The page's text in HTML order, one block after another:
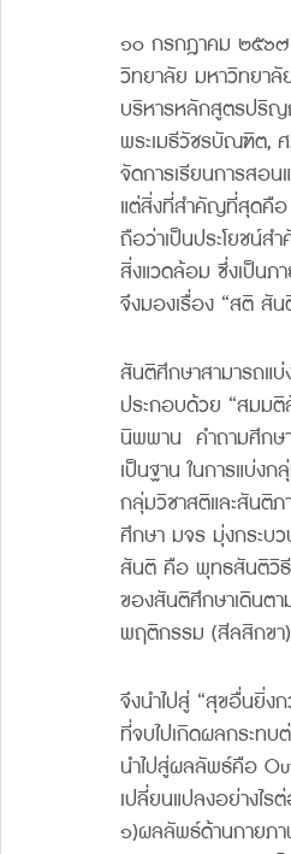
๑๐ กรกฎาคม ๒๕๖๗
วิทยาลัย มหาวิทยาลั
บริหารหลักสูตรปริญ
พระเมธีวัชรบัณฑิต,
จัดการเรียนการสอ
แต่สิ่งที่สำคัญที่สุดคือ
ถือว่าเป็นประโยชน์
สิ่งแวดล้อม ซึ่งเป็นภ
จึงมองเรื่อง “สติ สัน
สันติศึกษาสามารถแ
ประกอบด้วย “สมม
นิพพาน  คำถามศึกษ
เป็นฐาน ในการแบ่ง
กลุ่มวิชาสติและสันติ
ศึกษา มจร มุ่งกระบ
สันติ คือ พุทธสันติวิธี
ของสันติศึกษาเดินต
พฤติกรรม (สีลสิกขา
จึงนำไปสู่ “สุขอื่นยิ่ง
ที่จบไปเกิดผลกระท
นำไปสู่ผลลัพธ์คือ
เปลี่ยนแปลงอย่างไ
๑)ผลลัพธ์ด้านกาย